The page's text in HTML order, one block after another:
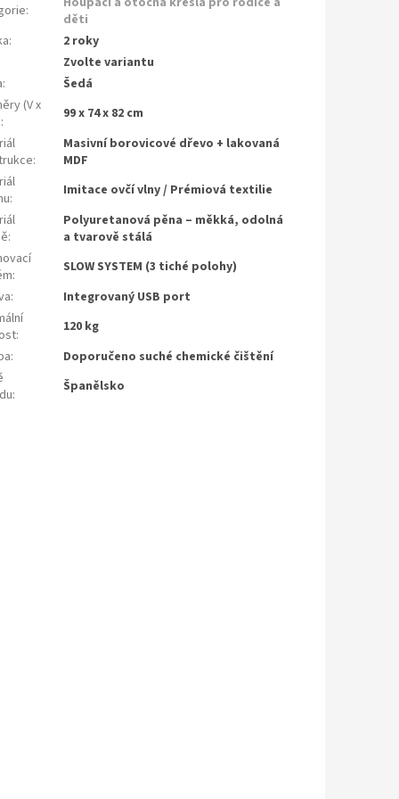
:
děti
:
2 roky
Zvolte variantu
:
Šedá
(V x
:
99 x 74 x 82 cm
:
Masivní borovicové dřevo + lakovaná
MDF
:
Imitace ovčí vlny / Prémiová textilie
:
Polyuretanová pěna – měkká, odolná
a tvarově stálá
:
SLOW SYSTEM (3 tiché polohy)
:
Integrovaný USB port
:
120 kg
:
Doporučeno suché chemické čištění
: Španělsko